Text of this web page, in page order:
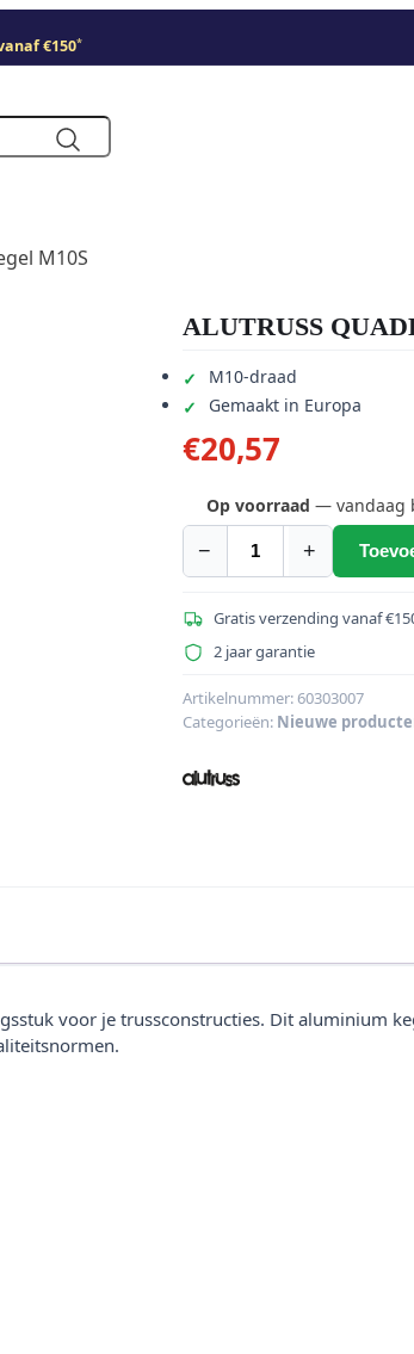
€150*
M10S
ALUTRUSS
M10-draad
Gemaakt in Europa
€20,57
Op voorraad — vandaag
−
ALUTRUSS
QL-
ET
kegel
M10S
+
Gratis verzending vanaf
2 jaar garantie
Artikelnummer:60303007
Categorieën: Nieuwe
voor je trussconstructies. Dit aluminium